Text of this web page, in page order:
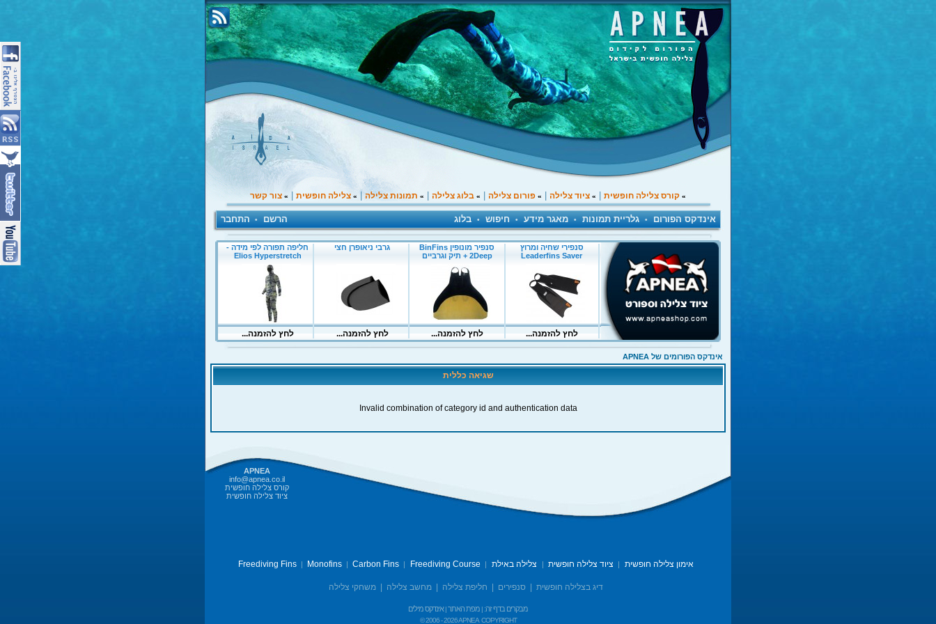
» קורס צלילה חופשית » ציוד צלילה » פורום צלילה » בלוג צלילה » תמונות צלילה » צלילה חופשית » צור קשר
אינדקס הפורום • גלריית תמונות • מאגר מידע • חיפוש • בלוג הרשם • התחבר
אינדקס הפורומים של APNEA
שגיאה כללית
Invalid combination of category id and authentication data
APNEA
info@apnea.co.il
קורס צלילה חופשית
ציוד צלילה חופשית
אימון צלילה חופשית | ציוד צלילה חופשית | צלילה באילת |
Freediving Fins| Monofins| Carbon Fins| Freediving Course
דיג בצלילה חופשית סנפירים חליפת צלילה מחשב צלילה משחקי צלילה
מבקרים בדף זה: | מפת האתר|אינדקס מילים
COPYRIGHT
© 2006 -2026 APNEA